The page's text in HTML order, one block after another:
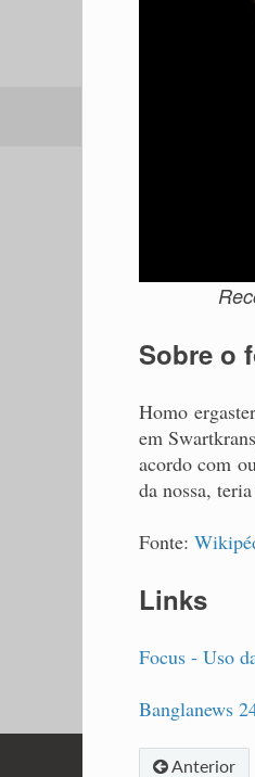
Sobre o
Homo
em
acordo com
da nossa,
Fonte:
Links
Focus - Uso
Banglanews 24
Anterior